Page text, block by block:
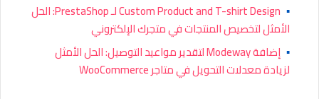
▪
Custom Product and T-shirt Design لـ PrestaShop: الحل
الأمثل لتخصيص المنتجات في متجرك الإلكتروني
▪
إضافة Modeway لتقدير مواعيد التوصيل: الحل الأمثل
لزيادة معدلات التحويل في متاجر WooCommerce